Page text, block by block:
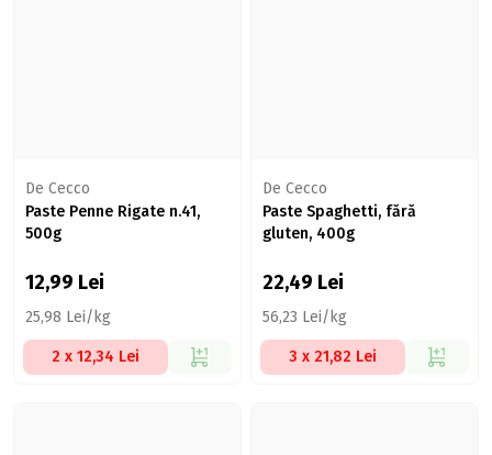
De Cecco
Paste Penne Rigate n.41,
500g
12,99 Lei
25,98 Lei/kg
2 x 12,34 Lei
De Cecco
Paste Spaghetti, fără
gluten, 400g
22,49 Lei
56,23 Lei/kg
3 x 21,82 Lei